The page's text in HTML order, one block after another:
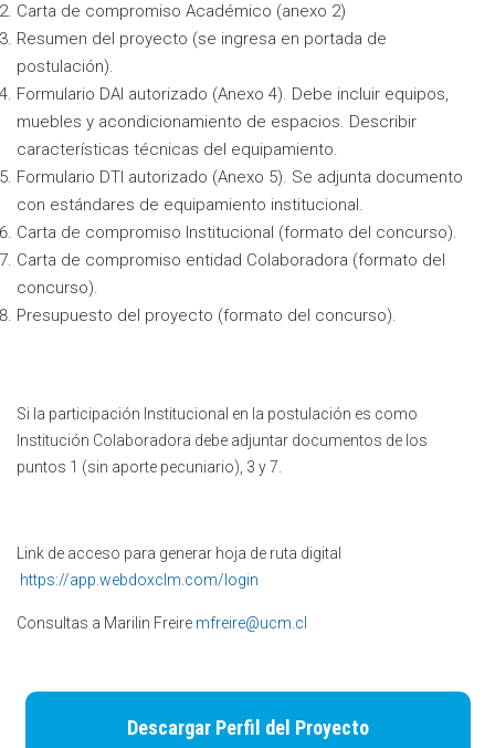
Carta de compromiso Académico (anexo 2)
Resumen del proyecto (se ingresa en portada de
postulación).
Formulario DAI autorizado (Anexo 4). Debe incluir equipos,
muebles y acondicionamiento de espacios. Describir
características técnicas del equipamiento.
Formulario DTI autorizado (Anexo 5). Se adjunta documento
con estándares de equipamiento institucional.
Carta de compromiso Institucional (formato del concurso).
Carta de compromiso entidad Colaboradora (formato del
concurso).
Presupuesto del proyecto (formato del concurso).
Si la participación Institucional en la postulación es como
Institución Colaboradora debe adjuntar documentos de los
puntos 1 (sin aporte pecuniario), 3 y 7.
Link de acceso para generar hoja de ruta digital
https://app.webdoxclm.com/login
Consultas a Marilin Freire mfreire@ucm.cl
Descargar Perfil del Proyecto